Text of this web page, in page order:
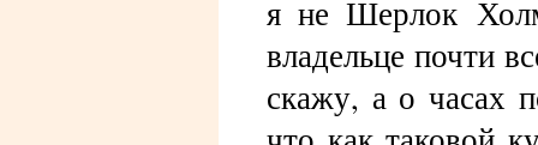
я не Шерлок
владельце почти
скажу, а о часах